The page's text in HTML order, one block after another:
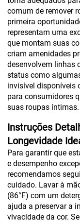
comum de remover
primeira
representam uma
que montam suas
criam amenidades
desenvolvem linhas
status como
invisível disponíveis
para consumidores
suas roupas íntimas.
Instruções
Longevidade
Para garantir que
e desempenho
recomendamos
cuidado. Lavar à
(86°F) com um
ajuda a preservar a
vivacidade da cor.